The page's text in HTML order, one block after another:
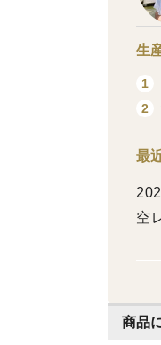
商品
生
1
2
最
空